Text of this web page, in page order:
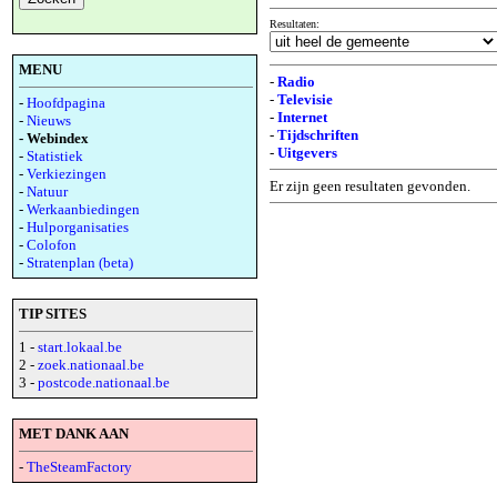
MENU
- Hoofdpagina
- Nieuws
- Webindex
- Statistiek
- Verkiezingen
- Natuur
- Werkaanbiedingen
- Hulporganisaties
- Colofon
- Stratenplan (beta)
TIP SITES
1 - start.lokaal.be
2 - zoek.nationaal.be
3 - postcode.nationaal.be
MET DANK AAN
- TheSteamFactory
Resultaten:
- Radio
- Televisie
- Internet
- Tijdschriften
- Uitgevers
Er zijn geen resultaten gevonden.